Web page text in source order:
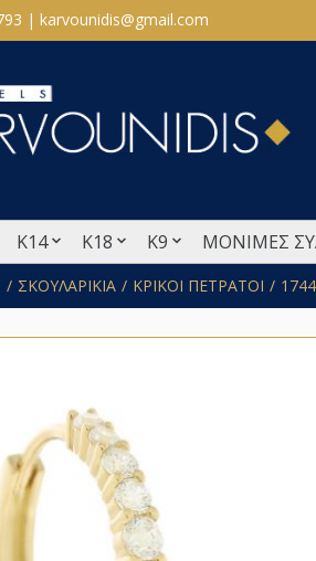
| karvounidis@gmail.com
Κ14 Κ18 Κ9 ΜΟΝΙΜΕΣ
ΣΚΟΥΛΑΡΙΚΙΑ ΚΡΙΚΟΙ ΠΕΤΡΑΤΟΙ